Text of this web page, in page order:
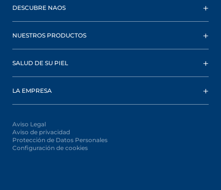
DESCUBRE NAOS
NUESTROS PRODUCTOS
SALUD DE SU PIEL
LA EMPRESA
Aviso Legal
Aviso de privacidad
Protección de Datos Personales
Configuración de cookies